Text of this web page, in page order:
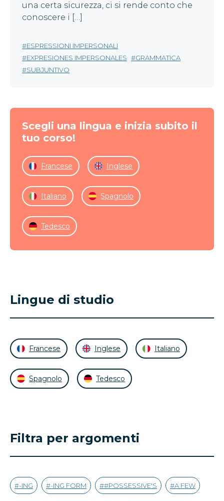
una certa sicurezza, ci si rende conto che
conoscere i […]
ESPRESSIONI IMPERSONALI
EXPRESIONES IMPERSONALES
GRAMMATICA
SUBJUNTIVO
Scegli una lingua e inizia subito il
tuo corso!
Francese Inglese
Italiano Spagnolo
Tedesco
Lingue di studio
Francese Inglese Italiano
Spagnolo Tedesco
Filtra per argomenti
-ING -ING FORM #POSSESSIVE'S A FEW